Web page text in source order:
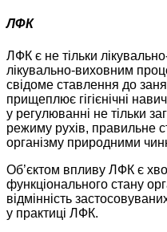
ЛФК
ЛФК є не тільки
лікувально-виховним
свідоме ставлення до
прищеплює гігієнічні
у регулюванні не тільки
режиму рухів, правильне
організму природними
Об’єктом впливу ЛФК є
функціонального стану
відмінність
у практиці ЛФК.